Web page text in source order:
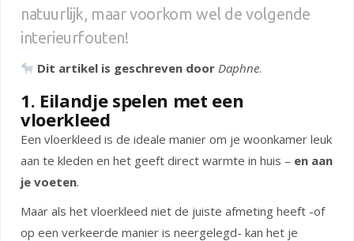
natuurlijk, maar voorkom wel de volgende
interieurfouten!
Dit artikel is geschreven door Daphne.
1. Eilandje spelen met een
vloerkleed
Een vloerkleed is de ideale manier om je woonkamer leuk
aan te kleden en het geeft direct warmte in huis – en aan
je voeten.
Maar als het vloerkleed niet de juiste afmeting heeft -of
op een verkeerde manier is neergelegd- kan het je